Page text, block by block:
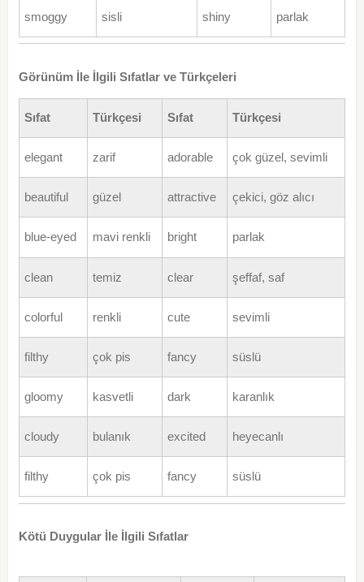
smoggy sisli shiny parlak
Görünüm İle İlgili Sıfatlar ve Türkçeleri
Sıfat Türkçesi Sıfat Türkçesi
elegant zarif adorable çok güzel, sevimli
beautiful güzel attractive çekici, göz alıcı
blue-eyed mavi renkli bright parlak
clean temiz clear şeffaf, saf
colorful renkli cute sevimli
filthy çok pis fancy süslü
gloomy kasvetli dark karanlık
cloudy bulanık excited heyecanlı
filthy çok pis fancy süslü
Kötü Duygular İle İlgili Sıfatlar